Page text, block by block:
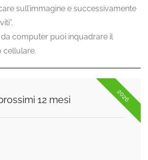
sull’immagine e successivamente
da computer puoi inquadrare il
cellulare.
2026
12 mesi